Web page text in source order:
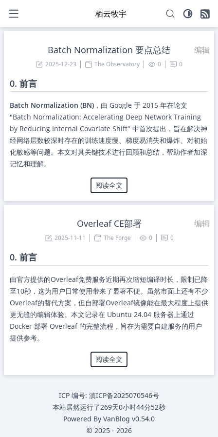
栖云牧宇
Batch Normalization 要点总结 编辑
2025-12-23 The Observatory 0 0
0. 前言
Batch Normalization (BN) ，由 Google 于 2015 年在论文
"Batch Normalization: Accelerating Deep Network Training
by Reducing Internal Covariate Shift" 中首次提出，旨在解决神
经网络层数较深时存在的训练速度慢、梯度易消失和爆炸、对初始
化敏感等问题。本文对其关键技术进行回顾和总结，帮助作者加深
记忆和理解。
阅读全文
Overleaf CE部署 编辑
2025-11-11 The Forge 0 0
0. 前言
由官方提供的Overleaf免费服务近期再次缩短编译时长，限制已降
至10秒，这为用户日常使用带来了显著不便。虽然市面上还有不少
Overleaf的替代方案，但自部署Overleaf镜像能在最大程度上提供
更无缝的编辑体验。本文记录在 Ubuntu 24.04 服务器上通过
Docker 部署 Overleaf 的完整流程，旨在为需要自建服务的用户
提供参考。
阅读全文
ICP 编号: 滇ICP备2025070546号
本站居然运行了269天0小时44分52秒
Powered By VanBlog v0.54.0
© 2025- 2026